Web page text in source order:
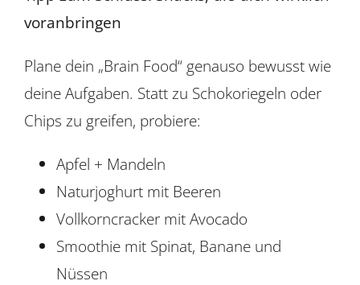
voranbringen
Plane dein „Brain Food“ genauso bewusst wie
deine Aufgaben. Statt zu Schokoriegeln oder
Chips zu greifen, probiere:
Apfel + Mandeln
Naturjoghurt mit Beeren
Vollkorncracker mit Avocado
Smoothie mit Spinat, Banane und
Nüssen